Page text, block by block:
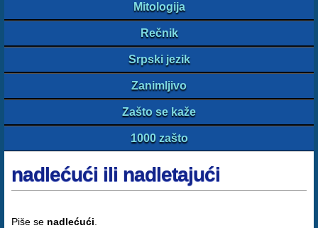
Mitologija
Rečnik
Srpski jezik
Zanimljivo
Zašto se kaže
1000 zašto
nadlećući ili nadletajući
Piše se nadlećući